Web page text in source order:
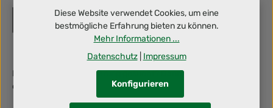
Berufliche Herausforderung gesucht? Dann schraub' mit uns an
deiner Zukunft!
Diese Website verwendet Cookies, um eine
bestmögliche Erfahrung bieten zu können.
Mehr Informationen ...
Datenschutz| Impressum
Konfigurieren